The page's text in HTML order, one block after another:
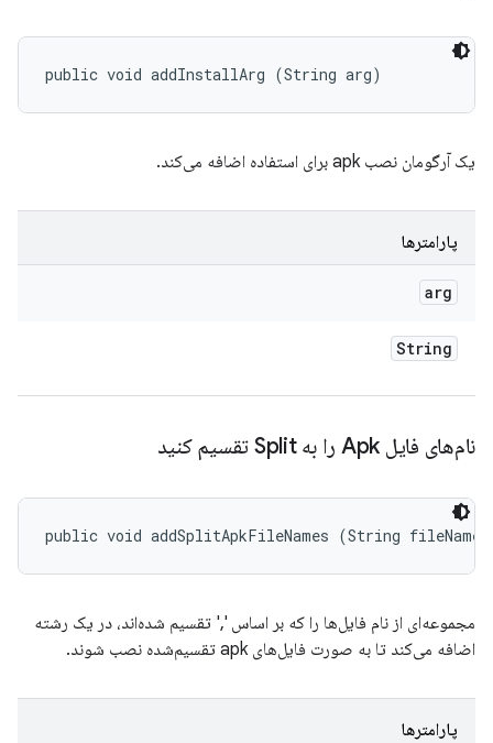
public void addInstallArg (String arg)
یک آرگومان نصب apk برای استفاده اضافه می‌کند.
پارامترها
arg
String
نام‌های فایل Apk را به Split تقسیم کنید
public void addSplitApkFileNames (String
مجموعه‌ای از نام فایل‌ها را که بر اساس ',' تقسیم شده‌اند، در یک رشته
اضافه می‌کند تا به صورت فایل‌های apk تقسیم‌شده نصب شوند.
پارامترها